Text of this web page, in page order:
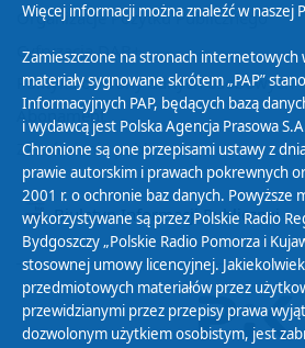
Organizacje Pożytku Publicznego
Cyfryzacja DAB+
Polityka ochrony danych osobowych
Abonament
Zamówienia publiczne
Biuletyn Informacji Publicznej
Więcej informacji można znaleźć w naszej
Zamieszczone na stronach internetowych
materiały sygnowane skrótem „PAP”
Informacyjnych PAP, będących bazą
i wydawcą jest Polska Agencja Prasowa
Chronione są one przepisami ustawy z
prawie autorskim i prawach pokrewnych
2001 r. o ochronie baz danych. Powyższe
wykorzystywane są przez Polskie Radio
Bydgoszczy „Polskie Radio Pomorza i
stosownej umowy licencyjnej.
przedmiotowych materiałów przez
przewidzianymi przez przepisy prawa
dozwolonym użytkiem osobistym, jest